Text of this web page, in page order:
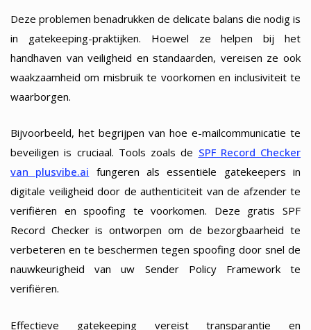
Deze problemen benadrukken de delicate balans die nodig is
in gatekeeping-praktijken. Hoewel ze helpen bij het
handhaven van veiligheid en standaarden, vereisen ze ook
waakzaamheid om misbruik te voorkomen en inclusiviteit te
waarborgen.
Bijvoorbeeld, het begrijpen van hoe e-mailcommunicatie te
beveiligen is cruciaal. Tools zoals de SPF Record Checker
van plusvibe.ai fungeren als essentiële gatekeepers in
digitale veiligheid door de authenticiteit van de afzender te
verifiëren en spoofing te voorkomen. Deze gratis SPF
Record Checker is ontworpen om de bezorgbaarheid te
verbeteren en te beschermen tegen spoofing door snel de
nauwkeurigheid van uw Sender Policy Framework te
verifiëren.
Effectieve gatekeeping vereist transparantie en